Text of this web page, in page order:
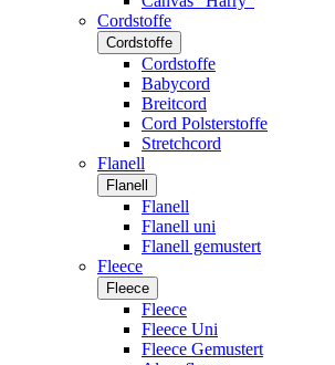
Cordstoffe
Cordstoffe
Cordstoffe
Babycord
Breitcord
Cord Polsterstoffe
Stretchcord
Flanell
Flanell
Flanell
Flanell uni
Flanell gemustert
Fleece
Fleece
Fleece
Fleece Uni
Fleece Gemustert